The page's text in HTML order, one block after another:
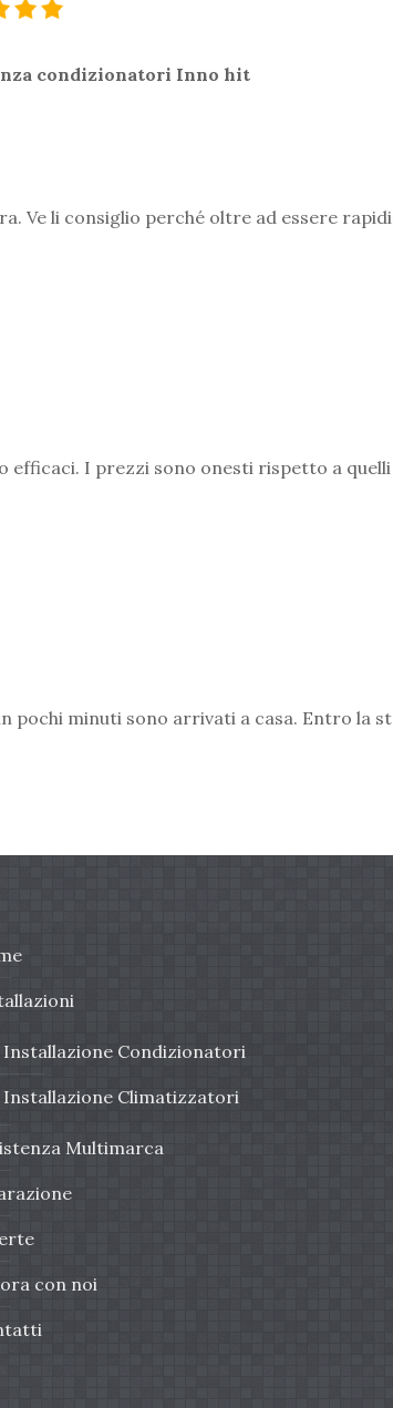
condizionatori Inno hit
Ve li consiglio perché oltre ad essere
I prezzi sono onesti rispetto a
minuti sono arrivati a casa. Entro la
Installazione Condizionatori
Installazione Climatizzatori
Multimarca
con noi